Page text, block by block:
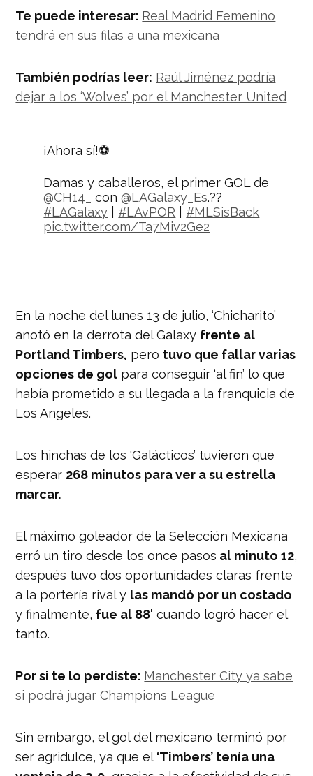
Te puede interesar: Real Madrid Femenino
tendrá en sus filas a una mexicana
También podrías leer: Raúl Jiménez podría
dejar a los ‘Wolves’ por el Manchester United
¡Ahora sí!⚽️
Damas y caballeros, el primer GOL de
@CH14_
con@LAGalaxy_Es.??
#LAGalaxy
#LAvPOR
#MLSisBack
pic.twitter.com/Ta7Miv2Ge2
En la noche del lunes 13 de julio, ‘Chicharito’
anotó en la derrota del Galaxy frente al
Portland Timbers, pero tuvo que fallar varias
opciones de gol para conseguir ‘al fin’ lo que
había prometido a su llegada a la franquicia de
Los Angeles.
Los hinchas de los ‘Galácticos’ tuvieron que
esperar 268 minutos para ver a su estrella
marcar.
El máximo goleador de la Selección Mexicana
erró un tiro desde los once pasos al minuto 12,
después tuvo dos oportunidades claras frente
a la portería rival y las mandó por un costado
y finalmente, fue al 88′ cuando logró hacer el
tanto.
Por si te lo perdiste: Manchester City ya sabe
si podrá jugar Champions League
Sin embargo, el gol del mexicano terminó por
ser agridulce, ya que el ‘Timbers’ tenía una